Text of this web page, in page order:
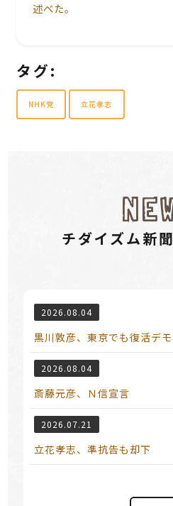
述べた。
タグ:
NHK党 立花孝志
チダイズム新
2026.08.04
黒川敦彦、東京でも復活デモ
2026.08.04
斎藤元彦、Ｎ信宣言
2026.07.21
立花孝志、準抗告も却下